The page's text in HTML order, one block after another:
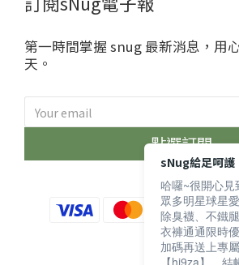
第一時間掌握 snug 最新消息，用
天。
點選訂閱
sNug給足呵護
哈囉~很開心見
眾多明星球星
除臭襪、不鐵
衣褲通通限時
加碼再送上專
【hi9za】，